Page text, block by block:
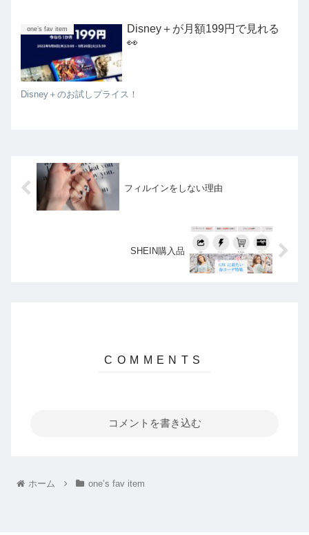
one’s fav item
Disney＋が月額199円で見れる
👀
Disney＋のお試しプライス！
フィルインをしない理由
SHEIN購入品
コメントを書き込む
ホーム one’s fav item